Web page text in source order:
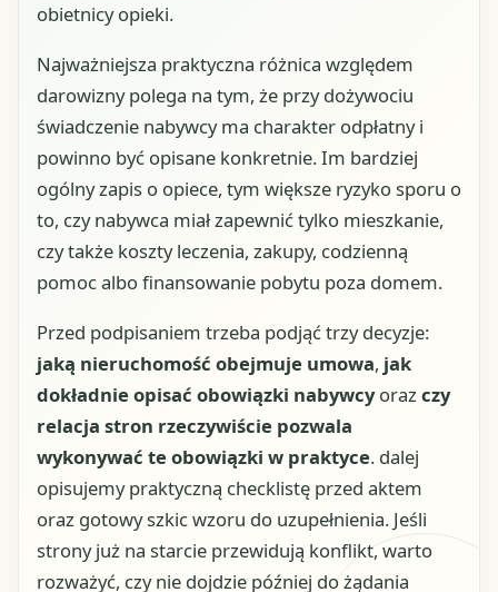
obietnicy opieki.
Najważniejsza praktyczna różnica względem
darowizny polega na tym, że przy dożywociu
świadczenie nabywcy ma charakter odpłatny i
powinno być opisane konkretnie. Im bardziej
ogólny zapis o opiece, tym większe ryzyko sporu o
to, czy nabywca miał zapewnić tylko mieszkanie,
czy także koszty leczenia, zakupy, codzienną
pomoc albo finansowanie pobytu poza domem.
Przed podpisaniem trzeba podjąć trzy decyzje:
jaką nieruchomość obejmuje umowa, jak
dokładnie opisać obowiązki nabywcyorazczy
relacja stron rzeczywiście pozwala
wykonywać te obowiązki w praktyce. dalej
opisujemy praktyczną checklistę przed aktem
oraz gotowy szkic wzoru do uzupełnienia. Jeśli
strony już na starcie przewidują konflikt, warto
rozważyć, czy nie dojdzie później do żądania